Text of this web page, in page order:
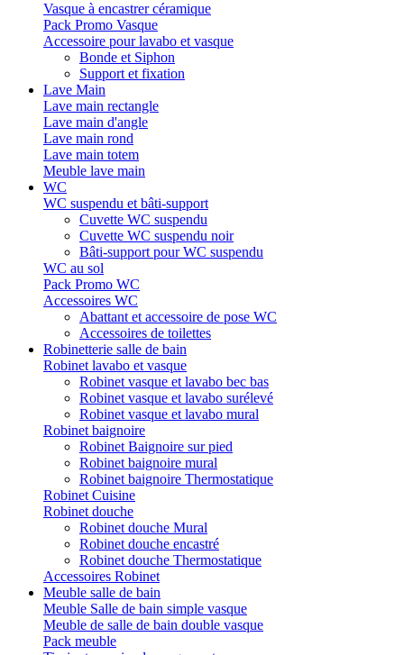
Vasque à encastrer céramique
Pack Promo Vasque
Accessoire pour lavabo et vasque
Bonde et Siphon
Support et fixation
Lave Main
Lave main rectangle
Lave main d'angle
Lave main rond
Lave main totem
Meuble lave main
WC
WC suspendu et bâti-support
Cuvette WC suspendu
Cuvette WC suspendu noir
Bâti-support pour WC suspendu
WC au sol
Pack Promo WC
Accessoires WC
Abattant et accessoire de pose WC
Accessoires de toilettes
Robinetterie salle de bain
Robinet lavabo et vasque
Robinet vasque et lavabo bec bas
Robinet vasque et lavabo surélevé
Robinet vasque et lavabo mural
Robinet baignoire
Robinet Baignoire sur pied
Robinet baignoire mural
Robinet baignoire Thermostatique
Robinet Cuisine
Robinet douche
Robinet douche Mural
Robinet douche encastré
Robinet douche Thermostatique
Accessoires Robinet
Meuble salle de bain
Meuble Salle de bain simple vasque
Meuble de salle de bain double vasque
Pack meuble